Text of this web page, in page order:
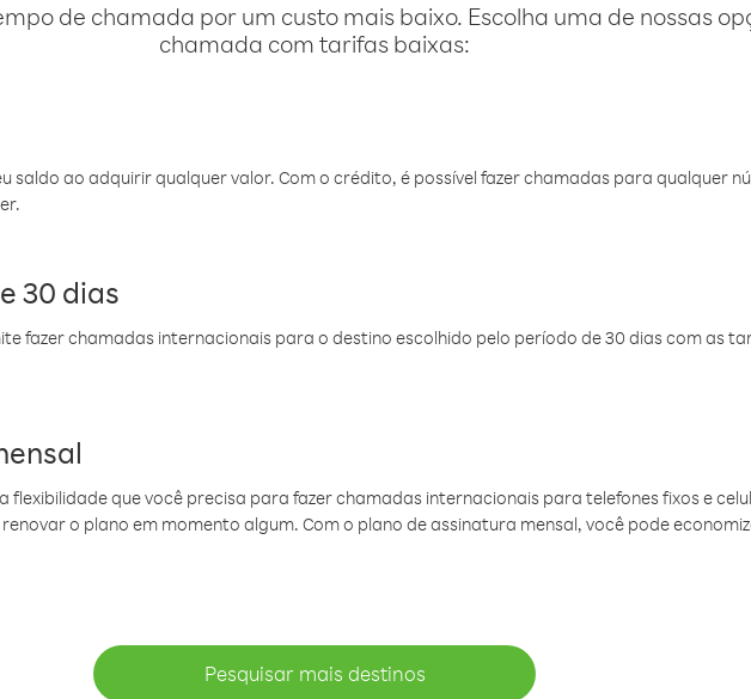
de chamada por um custo mais baixo. Escolha uma de nossas
chamada com tarifas baixas:
saldo ao adquirir qualquer valor. Com o crédito, é possível fazer chamadas para qualquer
30 dias
fazer chamadas internacionais para o destino escolhido pelo período de 30 dias com as
flexibilidade que você precisa para fazer chamadas internacionais para telefones fixos e
o plano em momento algum. Com o plano de assinatura mensal, você pode
Pesquisar mais destinos